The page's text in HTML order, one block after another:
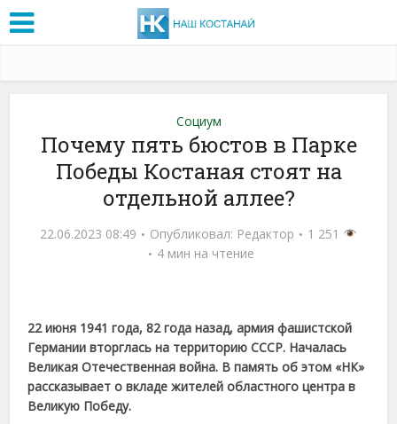
Социум
Почему пять бюстов в Парке
Победы Костаная стоят на
отдельной аллее?
22.06.2023 08:49 Опубликовал: Редактор
1 251
4 мин на чтение
22 июня 1941 года, 82 года назад, армия фашистской
Германии вторглась на территорию СССР. Началась
Великая Отечественная война. В память об этом «НК»
рассказывает о вкладе жителей областного центра в
Великую Победу.